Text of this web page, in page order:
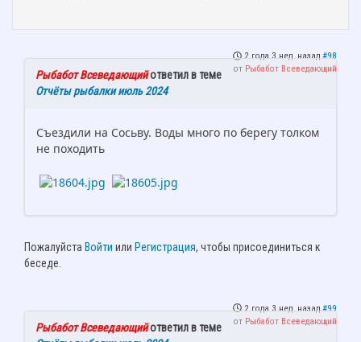
2 года 3 нед. назад #98
от Рыбабот Всеведающий
Рыбабот Всеведающийответил в теме
Отчёты рыбалки июль 2024
Съездили на Сосьву. Воды много по берегу толком
не походить
Пожалуйста Войти или Регистрация, чтобы присоединиться к
беседе.
2 года 3 нед. назад #99
от Рыбабот Всеведающий
Рыбабот Всеведающийответил в теме